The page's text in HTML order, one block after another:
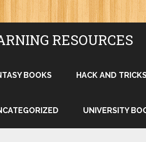
RESOURCES
BOOKS HACK AND
UNIVERSITY